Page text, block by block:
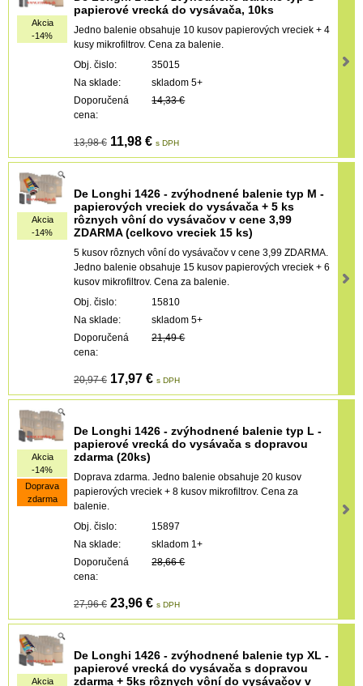
Akcia
-14%
papierové vrecká do vysávača, 10ks
Jedno balenie obsahuje 10 kusov papierových vreciek + 4
kusy mikrofiltrov. Cena za balenie.
Obj. čislo:
35015
Na sklade:
skladom 5+
Doporučená
cena:
14,33 €
13,98 € 11,98 € s DPH
Akcia
-14%
De Longhi 1426 - zvýhodnené balenie typ M -
papierových vreciek do vysávača + 5 ks
rôznych vôní do vysávačov v cene 3,99
ZDARMA (celkovo vreciek 15 ks)
5 kusov rôznych vôní do vysávačov v cene 3,99 ZDARMA.
Jedno balenie obsahuje 15 kusov papierových vreciek + 6
kusov mikrofiltrov. Cena za balenie.
Obj. čislo:
15810
Na sklade:
skladom 5+
Doporučená
cena:
21,49 €
20,97 € 17,97 € s DPH
Akcia
-14%
Doprava
zdarma
De Longhi 1426 - zvýhodnené balenie typ L -
papierové vrecká do vysávača s dopravou
zdarma (20ks)
Doprava zdarma. Jedno balenie obsahuje 20 kusov
papierových vreciek + 8 kusov mikrofiltrov. Cena za
balenie.
Obj. čislo:
15897
Na sklade:
skladom 1+
Doporučená
cena:
28,66 €
27,96 € 23,96 € s DPH
Akcia
De Longhi 1426 - zvýhodnené balenie typ XL -
papierové vrecká do vysávača s dopravou
zdarma + 5ks rôznych vôní do vysávačov v